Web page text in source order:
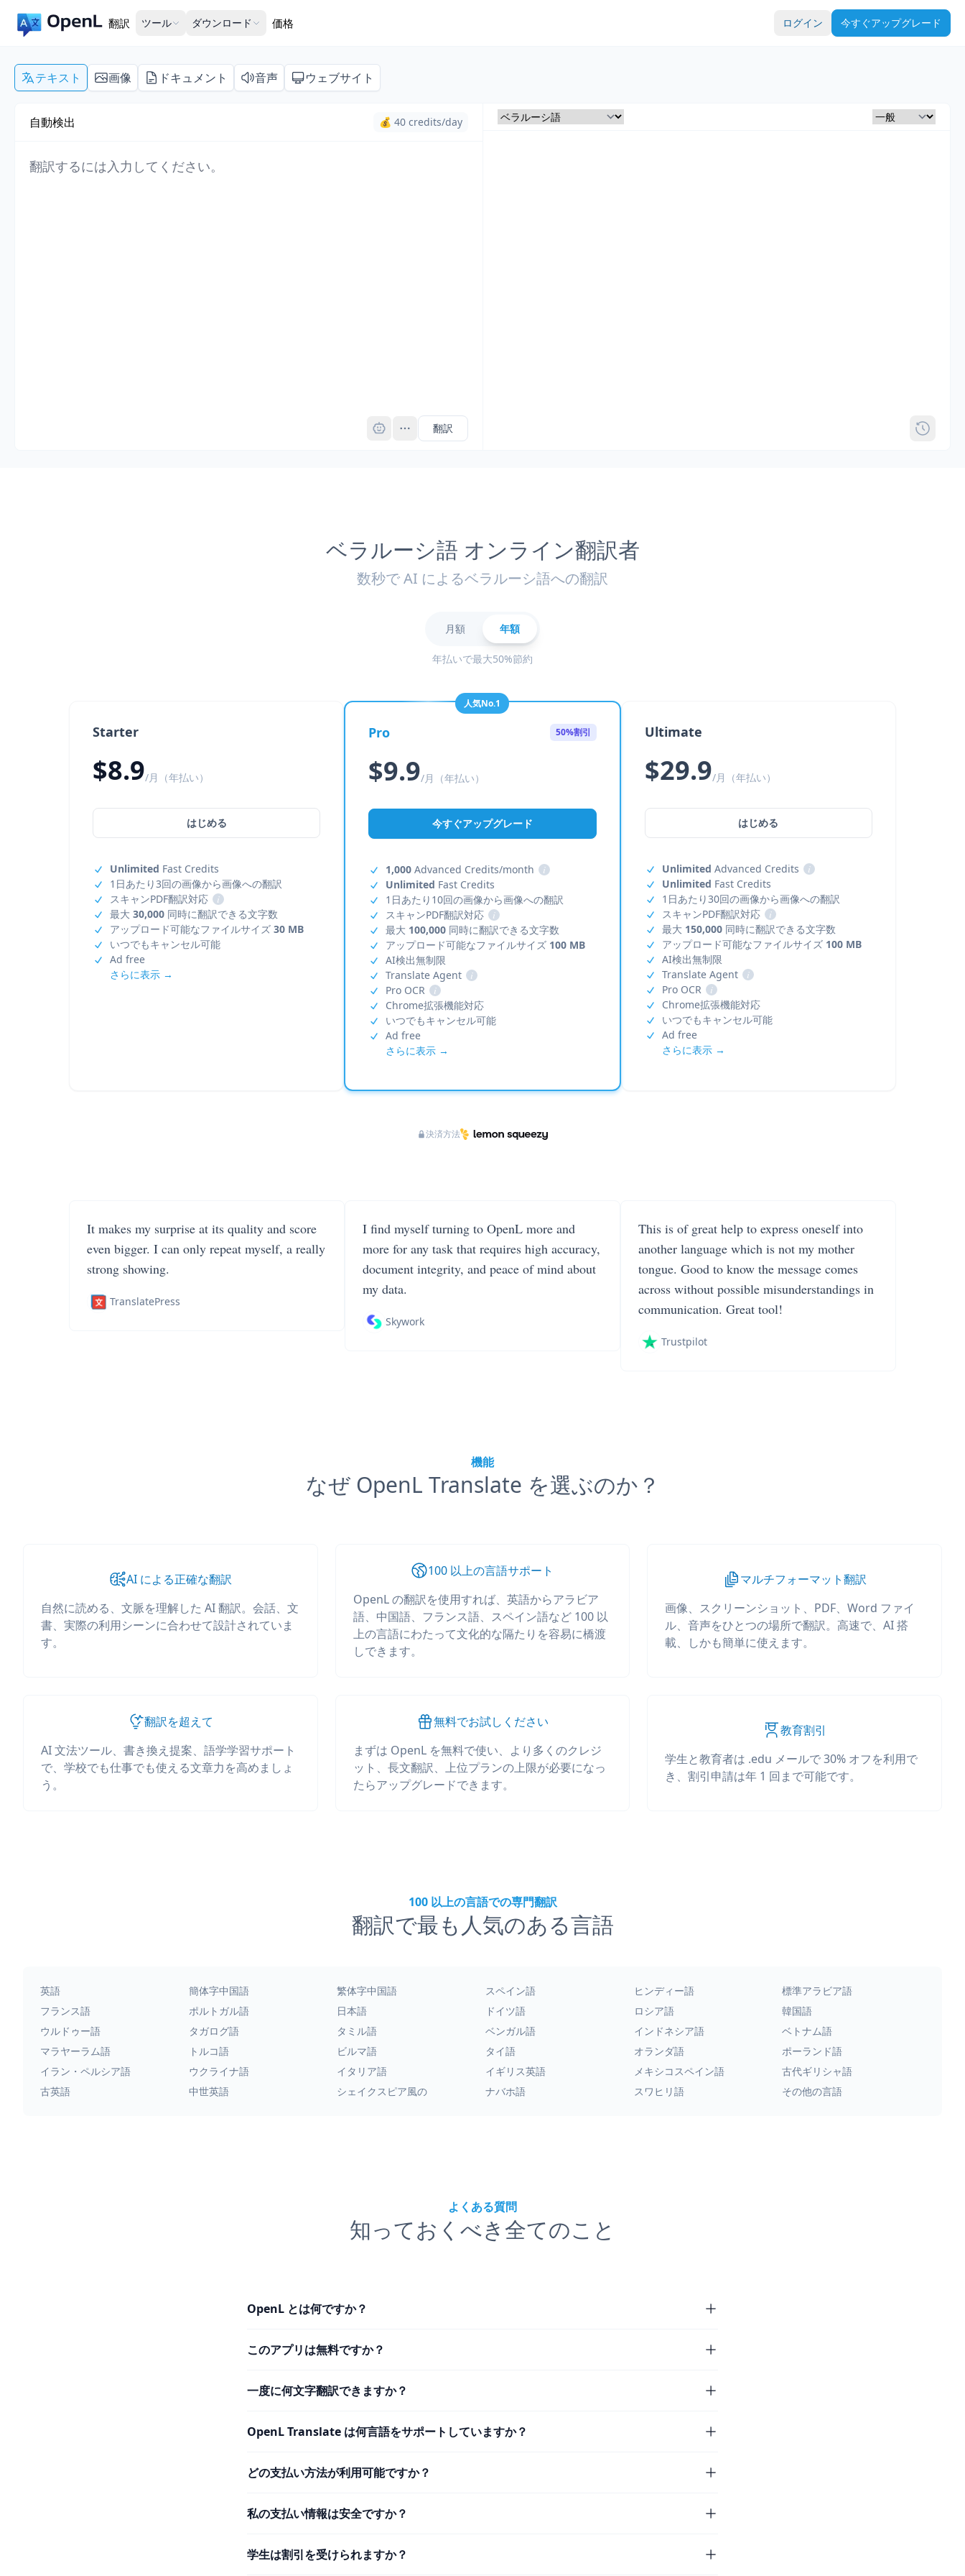
翻訳 ツール ダウンロード 価格 ログイン 今すぐアップグレード
テキスト 画像 ドキュメント 音声 ウェブサイト
自動検出 💰 40 credits/day
翻訳
ベラルーシ語 オンライン翻訳者
数秒で AI によるベラルーシ語への翻訳
月額 年額
年払いで最大50%節約
Starter
$8.9/月（年払い）
はじめる
Unlimited Fast Credits
1日あたり3回の画像から画像への翻訳
スキャンPDF翻訳対応
i
最大 30,000 同時に翻訳できる文字数
アップロード可能なファイルサイズ 30 MB
いつでもキャンセル可能
Ad free
さらに表示 →
人気No.1
Pro 50%割引
$9.9/月（年払い）
今すぐアップグレード
1,000 Advanced Credits/month
i
Unlimited Fast Credits
1日あたり10回の画像から画像への翻訳
スキャンPDF翻訳対応
i
最大 100,000 同時に翻訳できる文字数
アップロード可能なファイルサイズ 100 MB
AI検出無制限
Translate Agent
i
Pro OCR
i
Chrome拡張機能対応
いつでもキャンセル可能
Ad free
さらに表示 →
Ultimate
$29.9/月（年払い）
はじめる
Unlimited Advanced Credits
i
Unlimited Fast Credits
1日あたり30回の画像から画像への翻訳
スキャンPDF翻訳対応
i
最大 150,000同時に翻訳できる文字数
アップロード可能なファイルサイズ 100 MB
AI検出無制限
Translate Agent
i
Pro OCR
i
Chrome拡張機能対応
いつでもキャンセル可能
Ad free
さらに表示 →
決済方法
It makes my surprise at its quality and score
even bigger. I can only repeat myself, a really
strong showing.
TranslatePress
I find myself turning to OpenL more and
more for any task that requires high accuracy,
document integrity, and peace of mind about
my data.
Skywork
This is of great help to express oneself into
another language which is not my mother
tongue. Good to know the message comes
across without possible misunderstandings in
communication. Great tool!
Trustpilot
機能
なぜ OpenL Translate を選ぶのか？
AI による正確な翻訳
自然に読める、文脈を理解した AI 翻訳。会話、文
書、実際の利用シーンに合わせて設計されていま
す。
100 以上の言語サポート
OpenL の翻訳を使用すれば、英語からアラビア
語、中国語、フランス語、スペイン語など 100 以
上の言語にわたって文化的な隔たりを容易に橋渡
しできます。
マルチフォーマット翻訳
画像、スクリーンショット、PDF、Word ファイ
ル、音声をひとつの場所で翻訳。高速で、AI 搭
載、しかも簡単に使えます。
翻訳を超えて
AI 文法ツール、書き換え提案、語学学習サポート
で、学校でも仕事でも使える文章力を高めましょ
う。
無料でお試しください
まずは OpenL を無料で使い、より多くのクレジ
ット、長文翻訳、上位プランの上限が必要になっ
たらアップグレードできます。
教育割引
学生と教育者は .edu メールで 30% オフを利用で
き、割引申請は年 1 回まで可能です。
100 以上の言語での専門翻訳
翻訳で最も人気のある言語
英語 簡体字中国語 繁体字中国語 スペイン語 ヒンディー語
標準アラビア語
フランス語
ポルトガル語 日本語 ドイツ語 ロシア語
韓国語
ウルドゥー語
タガログ語 タミル語 ベンガル語 インドネシア語
ベトナム語
マラヤーラム語
トルコ語 ビルマ語 タイ語 オランダ語
ポーランド語
イラン・ペルシア語
ウクライナ語 イタリア語 イギリス英語 メキシコスペイン語
古代ギリシャ語
古英語
中世英語 シェイクスピア風の ナバホ語 スワヒリ語 その他の言語
よくある質問
知っておくべき全てのこと
OpenL とは何ですか？
このアプリは無料ですか？
一度に何文字翻訳できますか？
OpenL Translate は何言語をサポートしていますか？
どの支払い方法が利用可能ですか？
私の支払い情報は安全ですか？
学生は割引を受けられますか？